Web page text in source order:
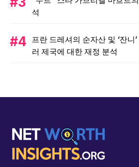
석
프란 드레셔의 순자산 및 ‘잔
러 제국에 대한 재정 분석